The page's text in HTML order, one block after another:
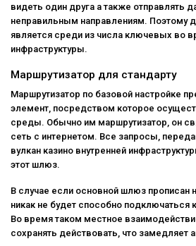
видеть один друга а также отправлять
неправильным направлениям. Поэтому
является среди из числа ключевых во
инфраструктуры.
Маршрутизатор для стандарту
Маршрутизатор по базовой настройке
элемент, посредством которое
среды. Обычно им маршрутизатор, он
сеть с интернетом. Все запросы,
вулкан казино внутренней
этот шлюз.
В случае если основной шлюз прописан
никак не будет способно подключаться
Во время таком местное
сохранять действовать, что замедляет